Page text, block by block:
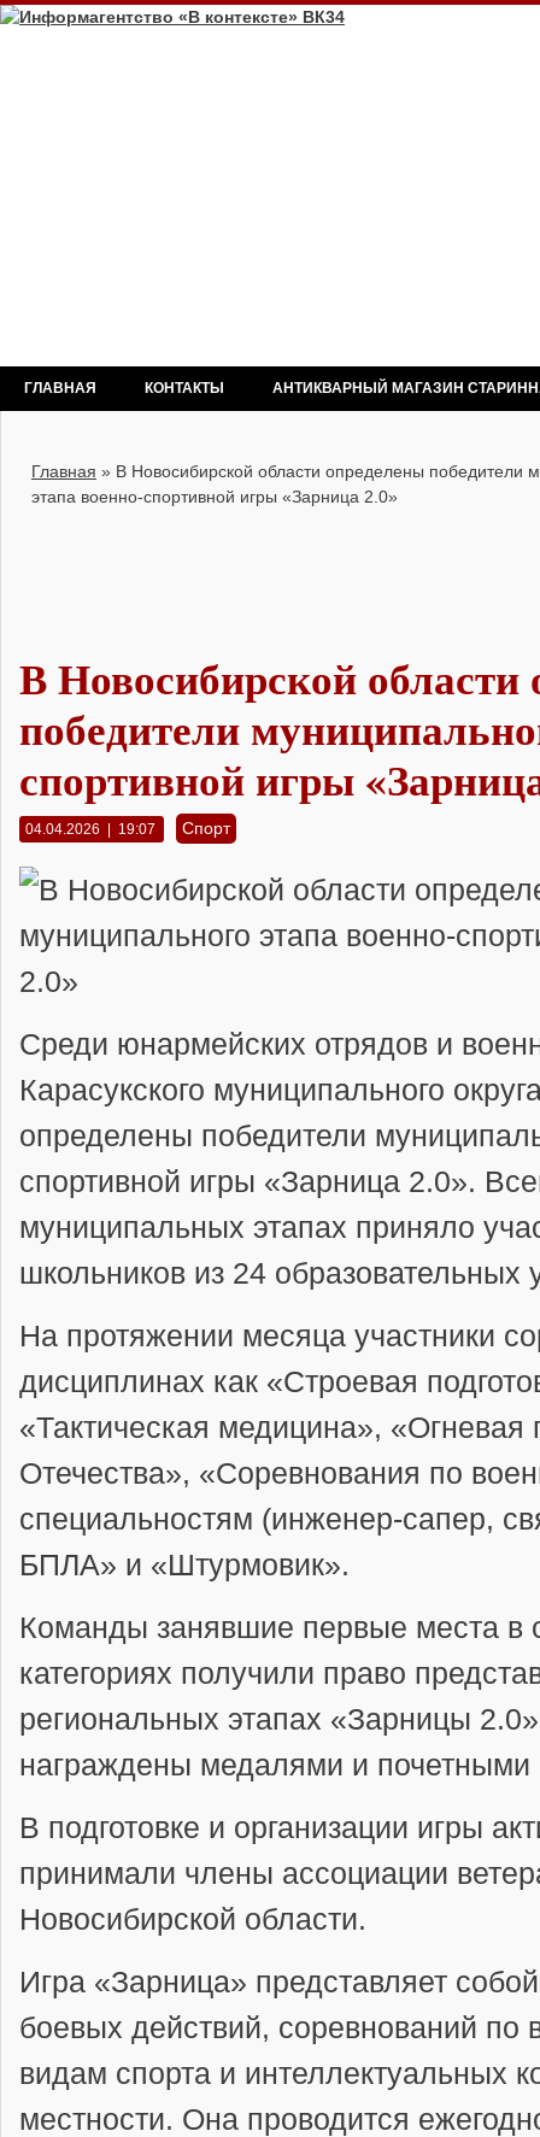
ГЛАВНАЯ КОНТАКТЫ АНТИКВАРНЫЙ МАГАЗИН
Главная » В Новосибирской области определены победители
этапа военно-спортивной игры «Зарница 2.0»
В Новосибирской области
победители
спортивной игры
04.04.2026 | 19:07 Спорт
Среди юнармейских отрядов и
Карасукского муниципального
определены победители
спортивной игры «Зарница 2.0».
муниципальных этапах приняло
школьников из 24 образовательных
На протяжении месяца участники
дисциплинах как «Строевая
«Тактическая медицина», «Огневая
Отечества», «Соревнования по
специальностям (инженер-сапер,
БПЛА» и «Штурмовик».
Команды занявшие первые места в
категориях получили право
региональных этапах «Зарницы
награждены медалями и почетными
В подготовке и организации игры
принимали члены ассоциации
Новосибирской области.
Игра «Зарница» представляет
боевых действий, соревнований по
видам спорта и интеллектуальных
местности. Она проводится